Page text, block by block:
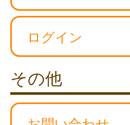
ログイン
その他